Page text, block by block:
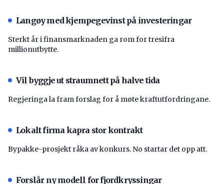
Langøy med kjempegevinst på investeringar
Sterkt år i finansmarknaden ga rom for tresifra
millionutbytte.
Vil byggje ut straumnett på halve tida
Regjeringa la fram forslag for å møte kraftutfordringane.
Lokalt firma kapra stor kontrakt
Bypakke-prosjekt råka av konkurs. No startar det opp att.
Forslår ny modell for fjordkryssingar